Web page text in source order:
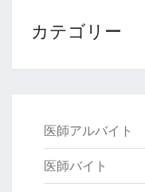
カテゴリー
医師アルバイト
医師バイト